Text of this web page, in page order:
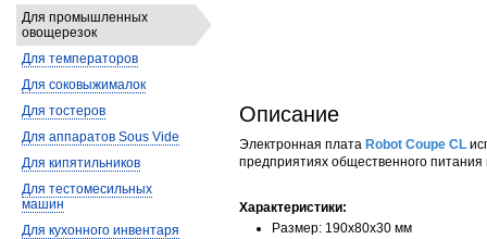
Описание
Электронная плата Robot Coupe CL
предприятиях общественного
Характеристики:
Размер: 190x80x30 мм
Для промышленных
овощерезок
Для температоров
Для соковыжималок
Для тостеров
Для аппаратов Sous Vide
Для кипятильников
Для тестомесильных
машин
Для кухонного инвентаря